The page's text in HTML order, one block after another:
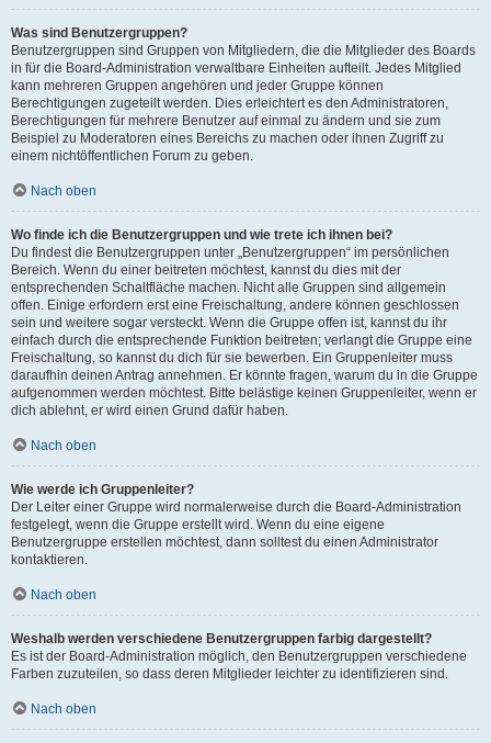
Was sind Benutzergruppen?
Benutzergruppen sind Gruppen von Mitgliedern, die die Mitglieder des Boards
in für die Board-Administration verwaltbare Einheiten aufteilt. Jedes Mitglied
kann mehreren Gruppen angehören und jeder Gruppe können
Berechtigungen zugeteilt werden. Dies erleichtert es den Administratoren,
Berechtigungen für mehrere Benutzer auf einmal zu ändern und sie zum
Beispiel zu Moderatoren eines Bereichs zu machen oder ihnen Zugriff zu
einem nichtöffentlichen Forum zu geben.
Nach oben
Wo finde ich die Benutzergruppen und wie trete ich ihnen bei?
Du findest die Benutzergruppen unter „Benutzergruppen“ im persönlichen
Bereich. Wenn du einer beitreten möchtest, kannst du dies mit der
entsprechenden Schaltfläche machen. Nicht alle Gruppen sind allgemein
offen. Einige erfordern erst eine Freischaltung, andere können geschlossen
sein und weitere sogar versteckt. Wenn die Gruppe offen ist, kannst du ihr
einfach durch die entsprechende Funktion beitreten; verlangt die Gruppe eine
Freischaltung, so kannst du dich für sie bewerben. Ein Gruppenleiter muss
daraufhin deinen Antrag annehmen. Er könnte fragen, warum du in die Gruppe
aufgenommen werden möchtest. Bitte belästige keinen Gruppenleiter, wenn er
dich ablehnt, er wird einen Grund dafür haben.
Nach oben
Wie werde ich Gruppenleiter?
Der Leiter einer Gruppe wird normalerweise durch die Board-Administration
festgelegt, wenn die Gruppe erstellt wird. Wenn du eine eigene
Benutzergruppe erstellen möchtest, dann solltest du einen Administrator
kontaktieren.
Nach oben
Weshalb werden verschiedene Benutzergruppen farbig dargestellt?
Es ist der Board-Administration möglich, den Benutzergruppen verschiedene
Farben zuzuteilen, so dass deren Mitglieder leichter zu identifizieren sind.
Nach oben